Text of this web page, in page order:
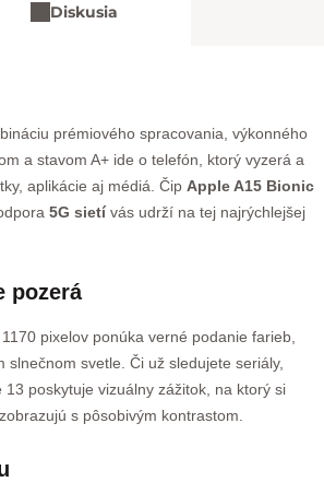
Diskusia
prémiového spracovania, výkonného
a stavom A+ ide o telefón, ktorý vyzerá a
aplikácie aj médiá. Čip Apple A15 Bionic
5G sietívás udrží na tej najrýchlejšej
pozerá
pixelov ponúka verné podanie farieb,
svetle. Či už sledujete seriály,
poskytuje vizuálny zážitok, na ktorý si
s pôsobivým kontrastom.